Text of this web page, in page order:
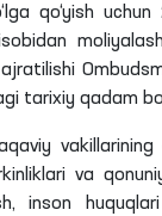
qo‘yish
tarixiy qadam
va
inson